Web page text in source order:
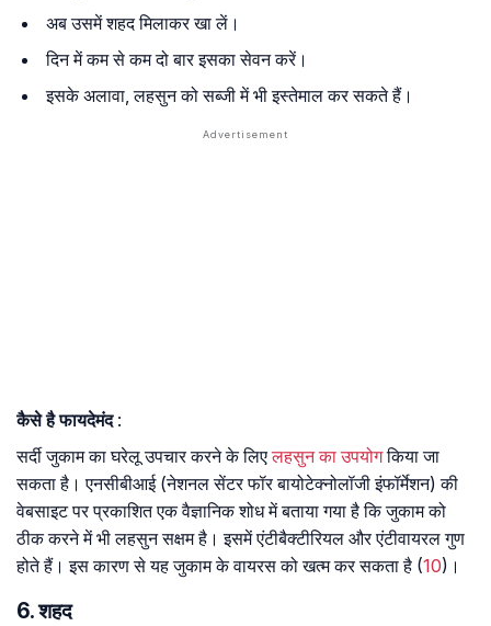
अब उसमें शहद मिलाकर खा लें।
दिन में कम से कम दो बार इसका सेवन करें।
इसके अलावा, लहसुन को सब्जी में भी इस्तेमाल कर सकते हैं।
कैसे है फायदेमंद:
सर्दी जुकाम का घरेलू उपचार करने के लिएलहसुन का उपयोगकिया जा
सकता है। एनसीबीआई (नेशनल सेंटर फॉर बायोटेक्नोलॉजी इंफॉर्मेशन) की
वेबसाइट पर प्रकाशित एक वैज्ञानिक शोध में बताया गया है कि जुकाम को
ठीक करने में भी लहसुन सक्षम है। इसमें एंटीबैक्टीरियल और एंटीवायरल गुण
होते हैं। इस कारण से यह जुकाम के वायरस को खत्म कर सकता है (10)।
6. शहद